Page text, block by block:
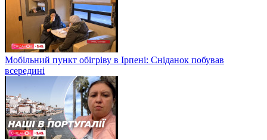
Мобільний пункт обігріву в Ірпені: Сніданок побував
всередині